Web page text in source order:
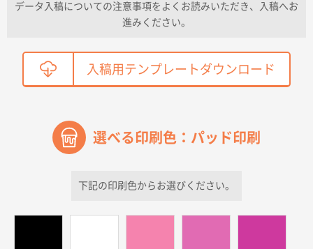
2026年04月01日 16:32
こちらの需要にあったので
鳥取県T社様
【オーダー商品】特別ご注文ページ04
2150枚
青森県D社様
データ入稿についての注意事項をよくお読みいただき、入稿へお
進みください。
入稿用テンプレートダウンロード
選べる印刷色：パッド印刷
下記の印刷色からお選びください。